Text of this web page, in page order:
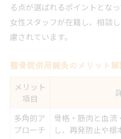
る点が選ばれるポイントとな
女性スタッフが在籍し、相談
慮されています。
整骨院併用鍼灸のメリット解
メリット
項目
多角的ア
プローチ
骨格・筋肉と血流
し、再発防止や根